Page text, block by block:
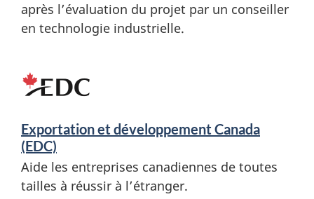
après l’évaluation du projet par un conseiller
en technologie industrielle.
Exportation et développement Canada
(EDC)
Aide les entreprises canadiennes de toutes
tailles à réussir à l’étranger.